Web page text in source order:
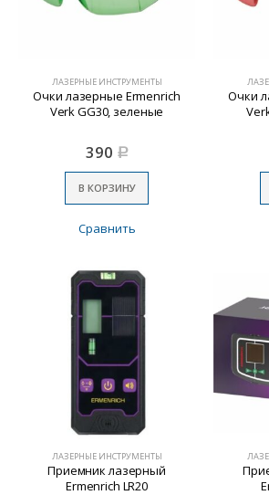
ЛАЗЕРНЫЕ ИНСТРУМЕНТЫ
Очки лазерные Ermenrich
Verk GG30, зеленые
390 Р
В КОРЗИНУ
Сравнить
Очки
ЛАЗЕРНЫЕ ИНСТРУМЕНТЫ
Приемник лазерный
Ermenrich LR20